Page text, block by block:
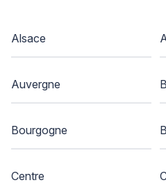
Alsace
Auvergne
Bourgogne
Centre